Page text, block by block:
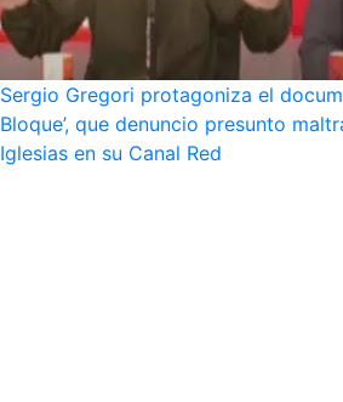
Sergio Gregori protagoniza el
Bloque’, que denuncio presunto
Iglesias en su Canal Red